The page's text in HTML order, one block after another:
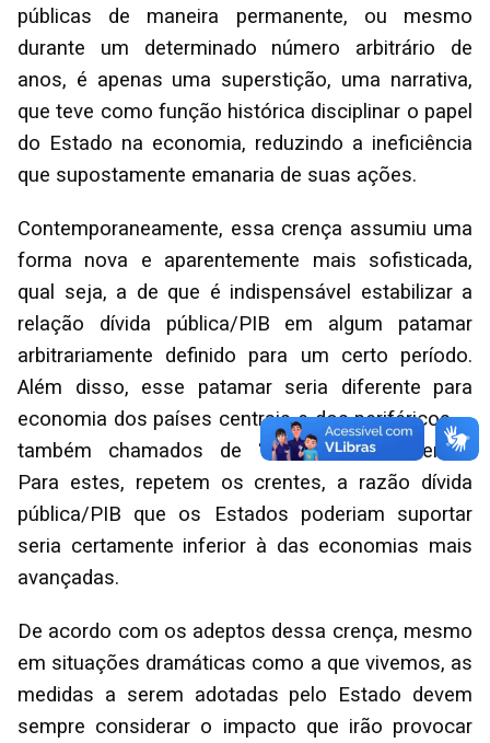
públicas de maneira permanente, ou mesmo
durante um determinado número arbitrário de
anos, é apenas uma superstição, uma narrativa,
que teve como função histórica disciplinar o papel
do Estado na economia, reduzindo a ineficiência
que supostamente emanaria de suas ações.
Contemporaneamente, essa crença assumiu uma
forma nova e aparentemente mais sofisticada,
qual seja, a de que é indispensável estabilizar a
relação dívida pública/PIB em algum patamar
arbitrariamente definido para um certo período.
Além disso, esse patamar seria diferente para
economia dos países centrais e dos periféricos —
também chamados de “em desenvolvimento”.
Para estes, repetem os crentes, a razão dívida
pública/PIB que os Estados poderiam suportar
seria certamente inferior à das economias mais
avançadas.
De acordo com os adeptos dessa crença, mesmo
em situações dramáticas como a que vivemos, as
medidas a serem adotadas pelo Estado devem
sempre considerar o impacto que irão provocar